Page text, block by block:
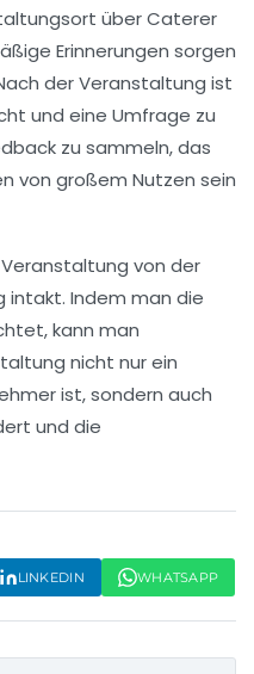
überCaterer
Erinnerungen sorgen
der Veranstaltung ist
und eine Umfrage zu
zu sammeln, das
von großem Nutzen sein
von der
intakt. Indem man die
kann man
nicht nur ein
ist, sondern auch
und die
LINKEDIN WHATSAPP